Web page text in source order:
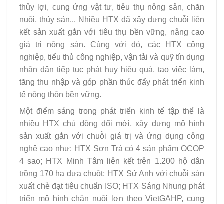
thủy lợi, cung ứng vật tư, tiêu thụ nông sản, chăn
nuôi, thủy sản... Nhiều HTX đã xây dựng chuỗi liên
kết sản xuất gắn với tiêu thụ bền vững, nâng cao
giá trị nông sản. Cùng với đó, các HTX công
nghiệp, tiểu thủ công nghiệp, vận tải và quỹ tín dụng
nhân dân tiếp tục phát huy hiệu quả, tạo việc làm,
tăng thu nhập và góp phần thúc đẩy phát triển kinh
tế nông thôn bền vững.
Một điểm sáng trong phát triển kinh tế tập thể là
nhiều HTX chủ động đổi mới, xây dựng mô hình
sản xuất gắn với chuỗi giá trị và ứng dụng công
nghệ cao như: HTX Sơn Trà có 4 sản phẩm OCOP
4 sao; HTX Minh Tâm liên kết trên 1.200 hộ dân
trồng 170 ha dưa chuột; HTX Sử Anh với chuỗi sản
xuất chè đạt tiêu chuẩn ISO; HTX Sáng Nhung phát
triển mô hình chăn nuôi lợn theo VietGAHP, cung